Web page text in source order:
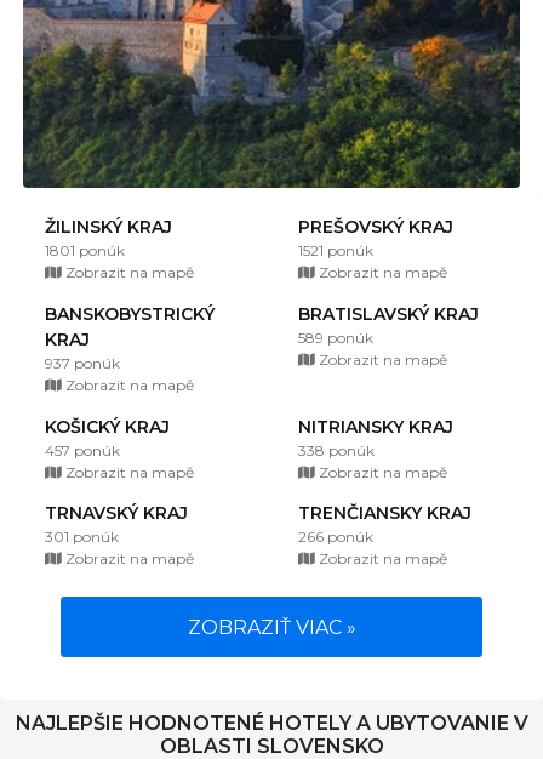
ŽILINSKÝ KRAJ
1801 ponúk
Zobrazit na mapě
PREŠOVSKÝ KRAJ
1521 ponúk
Zobrazit na mapě
BANSKOBYSTRICKÝ
KRAJ
937 ponúk
Zobrazit na mapě
BRATISLAVSKÝ KRAJ
589 ponúk
Zobrazit na mapě
KOŠICKÝ KRAJ
457 ponúk
Zobrazit na mapě
NITRIANSKY KRAJ
338 ponúk
Zobrazit na mapě
TRNAVSKÝ KRAJ
301 ponúk
Zobrazit na mapě
TRENČIANSKY KRAJ
266 ponúk
Zobrazit na mapě
ZOBRAZIŤ VIAC »
NAJLEPŠIE HODNOTENÉ HOTELY A UBYTOVANIE V
OBLASTI SLOVENSKO